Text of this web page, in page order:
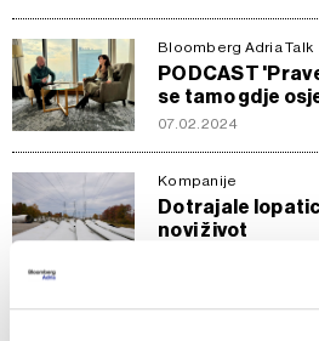
Bloomberg Adria Talk
PODCAST
se tamo gdje
07.02.2024
Kompanije
Dotrajale
novi život
Edu